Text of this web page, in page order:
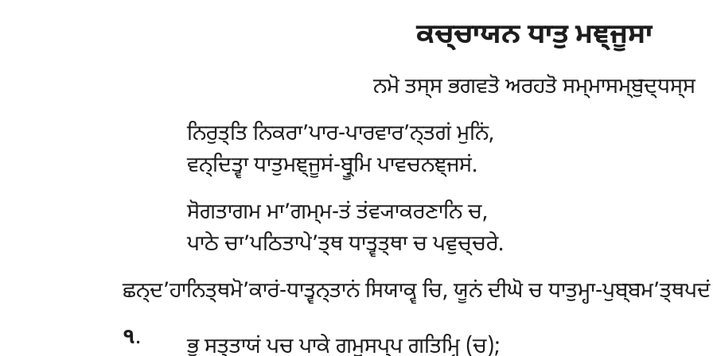
ਕਚ੍ਚਾਯਨਧਾਤੁ ਮਞ੍ਜੂਸਾ
ਨਮੋ ਤਸ੍ਸ ਭਗਵਤੋ ਅਰਹਤੋ ਸਮ੍ਮਾਸਮ੍ਬੁਦ੍ਧਸ੍ਸ
ਨਿਰੁਤ੍ਤਿ ਨਿਕਰਾ’ਪਾਰ-ਪਾਰਵਾਰ’ਨ੍ਤਗਂ ਮੁਨਿਂ,
ਵਨ੍ਦਿਤ੍ਵਾ ਧਾਤੁਮਞ੍ਜੂਸਂ-ਬ੍ਰੂਮਿ ਪਾਵਚਨਞ੍ਜਸਂ.
ਸੋਗਤਾਗਮ ਮਾ’ਗਮ੍ਮ-ਤਂ ਤਂਵ੍ਯਾਕਰਣਾਨਿ ਚ,
ਪਾਠੇ ਚਾ’ਪਠਿਤਾਪੇ’ਤ੍ਥ ਧਾਤ੍ਵਤ੍ਥਾ ਚ ਪਵੁਚ੍ਚਰੇ.
ਛਨ੍ਦ’ਹਾਨਿਤ੍ਥਮੋ’ਕਾਰਂ-ਧਾਤ੍ਵਨ੍ਤਾਨਂਸਿਯਾਕ੍ਵ ਚਿ, ਯੂਨਂ ਦੀਘੋ ਚ ਧਾਤੁਮ੍ਹਾ-
੧.
ਭੂ ਸਤ੍ਤਾਯਂ ਪਚ ਪਾਕੇ ਗਮੁਸਪ੍ਪ ਗਤਿਮ੍ਹਿ (ਚ);